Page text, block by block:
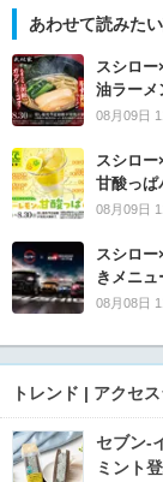
あわせて読みた
スシロ
油ラーメ
08月09日
スシロ
甘酸っぱ
08月09日
スシロ
きメニュ
08月08日
トレンド | アクセ
セブン‐
ミント